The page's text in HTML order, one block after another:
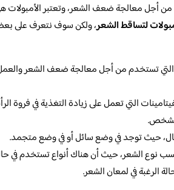
معالجة ضعف الشعر، وتعتبر الأمبولات
لتساقط الشعر، ولكن سوف نتعرف على
تستخدم من أجل معالجة ضعف الشعر
التي تعمل على زيادة التغذية في فروة
حيث توجد في وضع سائل أو في وضع متجمد.
نوع الشعر، حيث أن هناك أنواع تستخدم في
الرغبة في لمعان الشعر.